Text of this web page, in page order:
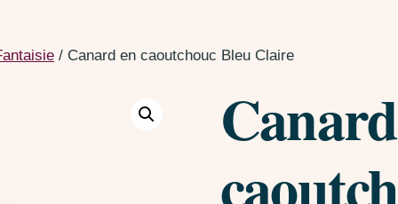
/ Canard en caoutchouc Bleu Claire